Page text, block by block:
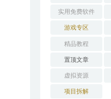
实用免费软件
游戏专区
精品教程
置顶文章
虚拟资源
项目拆解